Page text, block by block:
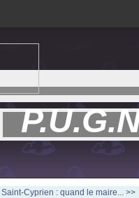
Saint-Cyprien : quand le maire... >>